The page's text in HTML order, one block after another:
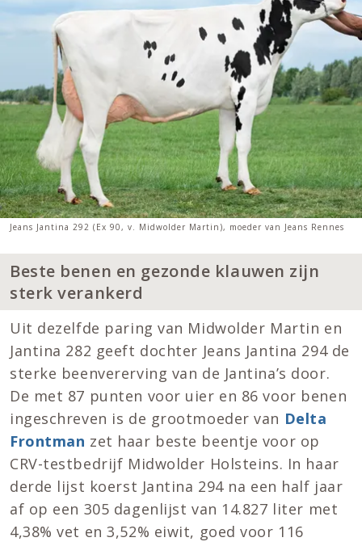
Jeans Jantina 292 (Ex 90, v. Midwolder Martin), moeder van Jeans Rennes
Beste benen en gezonde klauwen zijn
sterk verankerd
Uit dezelfde paring van Midwolder Martin en
Jantina 282 geeft dochter Jeans Jantina 294 de
sterke beenvererving van de Jantina’s door.
De met 87 punten voor uier en 86 voor benen
ingeschreven is de grootmoeder van Delta
Frontman zet haar beste beentje voor op
CRV-testbedrijf Midwolder Holsteins. In haar
derde lijst koerst Jantina 294 na een half jaar
af op een 305 dagenlijst van 14.827 liter met
4,38% vet en 3,52% eiwit, goed voor 116